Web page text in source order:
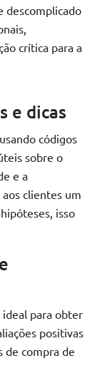
descomplicado
crítica para a
ideal para obter
positivas
de compra de
e dicas
códigos
sobre o
e a
clientes um
isso